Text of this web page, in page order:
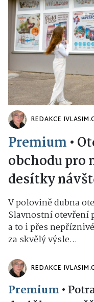
REDAKCE
Premium •
obchodu
desítky
V polovině dubna
Slavnostní otevření
a to i přes
za skvělý výsle...
REDAKCE
Premium •